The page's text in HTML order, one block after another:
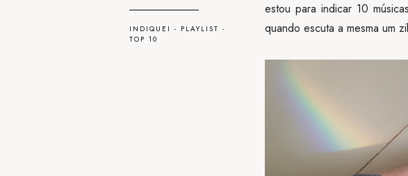
INDIQUEI - PLAYLIST -
TOP 10
estou para indicar 10
quando escuta a mesma um